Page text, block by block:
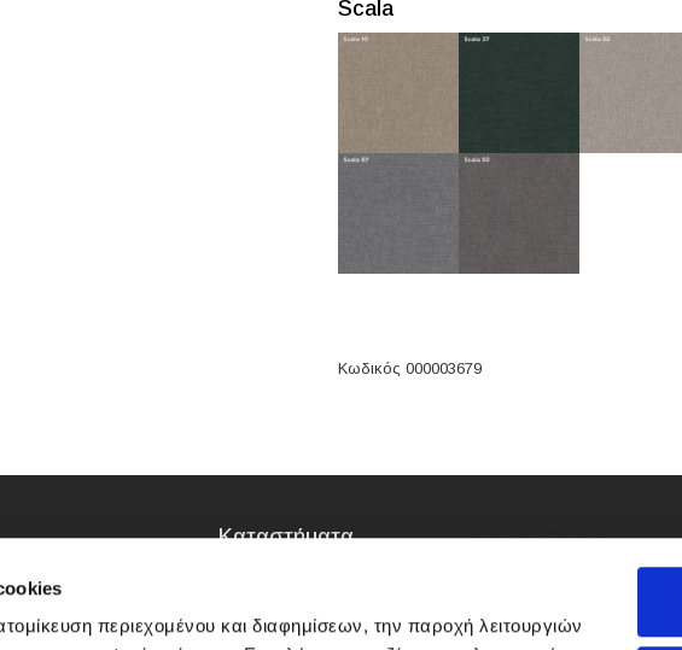
περιεχομένου και διαφημίσεων, την παροχή λειτουργιών
Scala
Κωδικός 000003679
Καταστήματα
Μοσχάτο
1ος όροφος (Κτίριο entos)
Καταστήματα
Περιστέρι
Όροφος -1 (Κτίριο entos)